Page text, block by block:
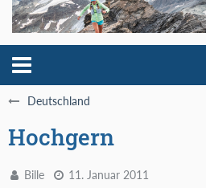
Deutschland
Hochgern
Bille 11. Januar 2011